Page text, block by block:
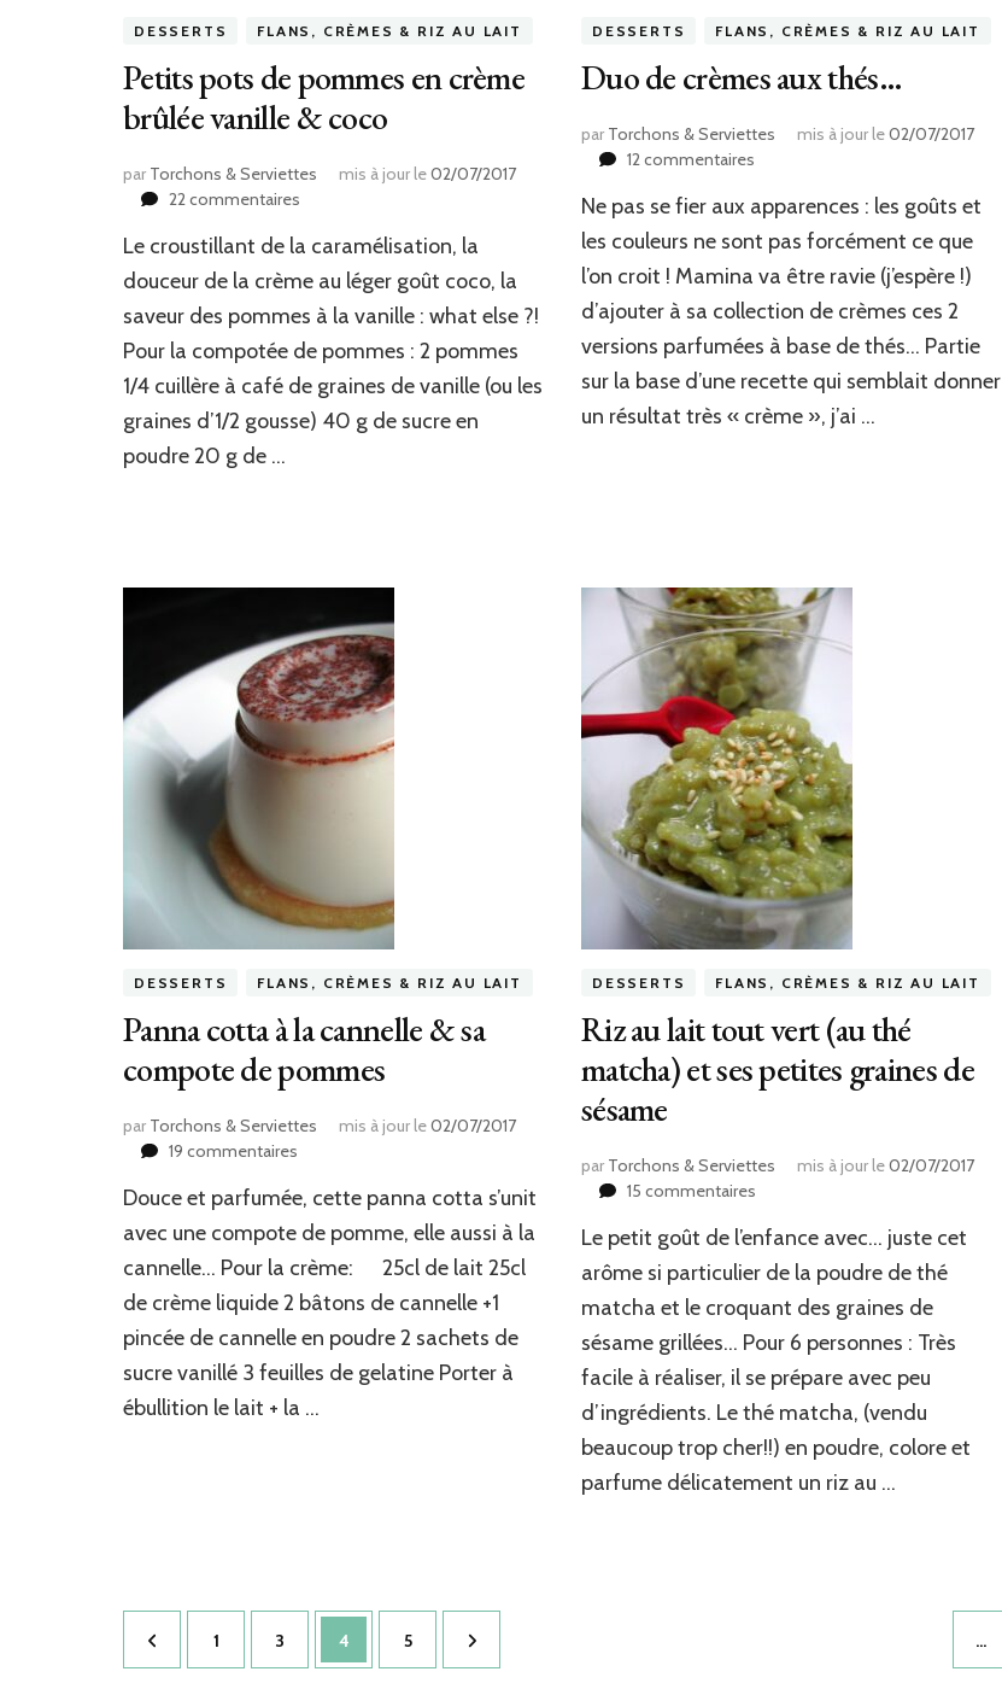
DESSERTS FLANS, CRÈMES & RIZ AU LAIT
Petits pots de pommes en crème
brûlée vanille & coco
par Torchons & Serviettes mis à jour le02/07/2017
22 commentaires
pots
de
pommes
en
crème
brûlée
vanille
&
Le croustillant de la caramélisation, la
douceur de la crème au léger goût coco, la
saveur des pommes à la vanille : what else ?!
Pour la compotée de pommes : 2 pommes
1/4 cuillère à café de graines de vanille (ou les
graines d’1/2 gousse) 40 g de sucre en
poudre 20 g de …
DESSERTS FLANS, CRÈMES & RIZ AU LAIT
Duo de crèmes aux thés…
par Torchons & Serviettes mis à jour le02/07/2017
12 commentairessur
de
crèmes
aux
thés…
Ne pas se fier aux apparences : les goûts et
les couleurs ne sont pas forcément ce que
l’on croit ! Mamina va être ravie (j’espère !)
d’ajouter à sa collection de crèmes ces 2
versions parfumées à base de thés… Partie
sur la base d’une recette qui semblait donner
un résultat très « crème », j’ai …
DESSERTS FLANS, CRÈMES & RIZ AU LAIT
Panna cotta à la cannelle & sa
compote de pommes
par Torchons & Serviettes mis à jour le02/07/2017
19 commentaires
cotta
à
cannelle
&
compote
de
pommes
Douce et parfumée, cette panna cotta s’unit
avec une compote de pomme, elle aussi à la
cannelle… Pour la crème: 25cl de lait 25cl
de crème liquide 2 bâtons de cannelle +1
pincée de cannelle en poudre 2 sachets de
sucre vanillé 3 feuilles de gelatine Porter à
ébullition le lait + la …
DESSERTS FLANS, CRÈMES & RIZ AU LAIT
Riz au lait tout vert (au thé
matcha) et ses petites graines de
sésame
par Torchons & Serviettes mis à jour le02/07/2017
15 commentairessur
au
lait
vert
(au
matcha)
et
ses
graines
Le petit goût de l’enfance avec… juste cet
arôme si particulier de la poudre de thé
matcha et le croquant des graines de
sésame grillées… Pour 6 personnes : Très
facile à réaliser, il se prépare avec peu
d’ingrédients. Le thé matcha, (vendu
beaucoup trop cher!!) en poudre, colore et
parfume délicatement un riz au …
Pagination
des
Page
1 …
Page
3 Page
4 Page
5